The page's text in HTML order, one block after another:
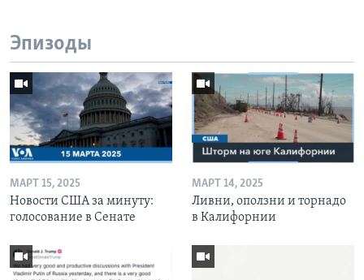
Эпизоды
МАРТ 15, 2025
Новости США за минуту:
голосование в Сенате
МАРТ 14, 2025
Ливни, оползни и торнадо
в Калифорнии